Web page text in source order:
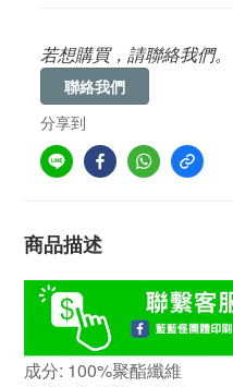
若想購買，請聯絡我們。
聯絡我們
分享到
商品描述
成分: 100%聚酯纖維